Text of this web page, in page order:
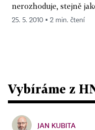
nerozhoduje, stejně
25. 5. 2010 ▪ 2 min. čtení
Vybíráme z
JAN KUBITA